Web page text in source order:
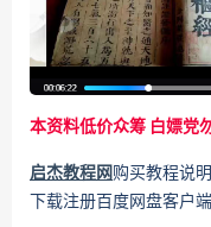
本资料低价众筹 白嫖党
启杰教程网 购买教程说
下载注册百度网盘客户